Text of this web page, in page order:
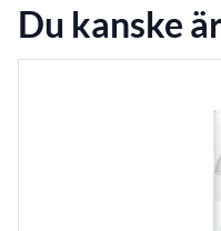
Du kanske